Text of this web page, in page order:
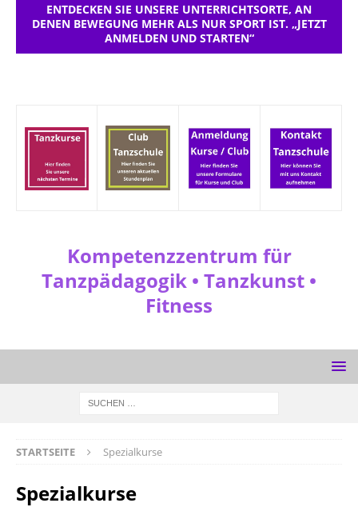
ENTDECKEN SIE UNSERE UNTERRICHTSORTE, AN
DENEN BEWEGUNG MEHR ALS NUR SPORT IST. „JETZT
ANMELDEN UND STARTEN“
Kompetenzzentrum für
Tanzpädagogik • Tanzkunst •
Fitness
STARTSEITE Spezialkurse
Spezialkurse